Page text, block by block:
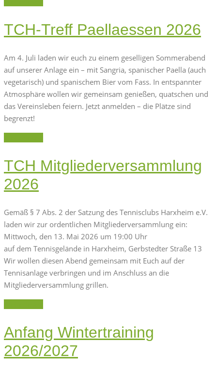
TCH-Treff Paellaessen 2026
Am 4. Juli laden wir euch zu einem geselligen Sommerabend
auf unserer Anlage ein – mit Sangria, spanischer Paella (auch
vegetarisch) und spanischem Bier vom Fass. In entspannter
Atmosphäre wollen wir gemeinsam genießen, quatschen und
das Vereinsleben feiern. Jetzt anmelden – die Plätze sind
begrenzt!
TCH Mitgliederversammlung
2026
Gemäß § 7 Abs. 2 der Satzung des Tennisclubs Harxheim e.V.
laden wir zur ordentlichen Mitgliederversammlung ein:
Mittwoch, den 13. Mai 2026 um 19:00 Uhr
auf dem Tennisgelände in Harxheim, Gerbstedter Straße 13
Wir wollen diesen Abend gemeinsam mit Euch auf der
Tennisanlage verbringen und im Anschluss an die
Mitgliederversammlung grillen.
Anfang Wintertraining
2026/2027